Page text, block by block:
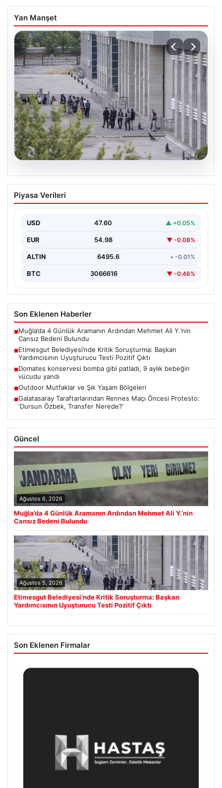
Yan Manşet
05.08.2026
Etimesgut Belediyesi’nde Kritik
Soruşturma: Başkan Yardımcısının
Ankara’da Etimesgut Belediyesi’ne ilişkin yürütülen
devam ediyor. Başkan…
Piyasa Verileri
USD 47.60 ▲ +0.05%
EUR 54.98 ▼ -0.08%
ALTIN 6495.6 • -0.01%
BTC 3066616 ▼ -0.46%
Son Eklenen Haberler
■Muğla’da 4 Günlük Aramanın Ardından Mehmet Ali Y.’nin
Cansız Bedeni Bulundu
■Etimesgut Belediyesi’nde Kritik Soruşturma: Başkan
Yardımcısının Uyuşturucu Testi Pozitif Çıktı
■Domates konservesi bomba gibi patladı, 9 aylık bebeğin
vücudu yandı
■Outdoor Mutfaklar ve Şık Yaşam Bölgeleri
■Galatasaray Taraftarlarından Rennes Maçı Öncesi Protesto:
‘Dursun Özbek, Transfer Nerede?’
Güncel
Ağustos 6, 2026
Muğla’da 4 Günlük Aramanın Ardından Mehmet Ali Y.’nin
Cansız Bedeni Bulundu
Ağustos 5, 2026
Etimesgut Belediyesi’nde Kritik Soruşturma: Başkan
Yardımcısının Uyuşturucu Testi Pozitif Çıktı
Son Eklenen Firmalar